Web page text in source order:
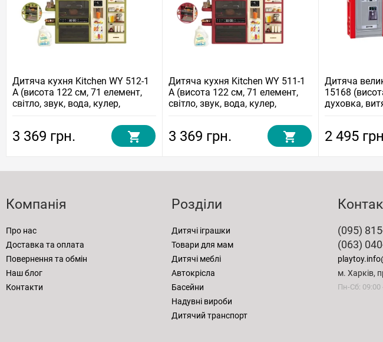
Дитяча кухня Kitchen WY 512-1
A (висота 122 см, 71 елемент,
світло, звук, вода, кулер,
3 369 грн.
Дитяча кухня Kitchen WY 511-1
A (висота 122 см, 71 елемент,
світло, звук, вода, кулер,
3 369 грн.
Дитяча
15168
духовка,
2 495
Компанія
Про нас
Доставка та оплата
Повернення та обмін
Наш блог
Контакти
Розділи
Дитячі іграшки
Товари для мам
Дитячі меблі
Автокрісла
Басейни
Надувні вироби
Дитячий транспорт
(095)
(063)
м. Харків,
Пн-Сб: 09:00